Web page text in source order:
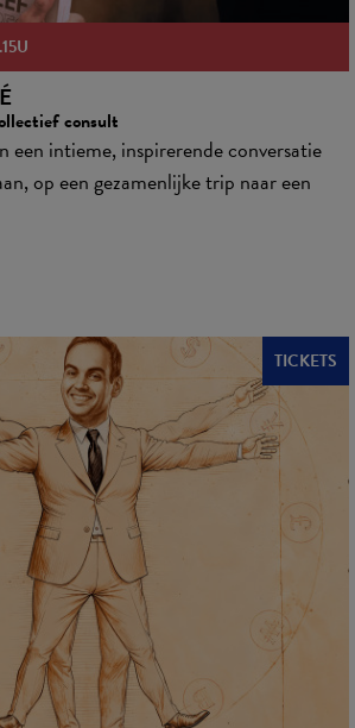
consult
een intieme, inspirerende conversatie
op een gezamenlijke trip naar een
TICKETS